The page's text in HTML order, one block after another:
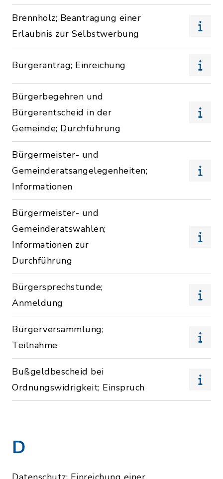
Brennholz; Beantragung einer
Erlaubnis zur Selbstwerbung
Bürgerantrag; Einreichung
Bürgerbegehren und
Bürgerentscheid in der
Gemeinde; Durchführung
Bürgermeister- und
Gemeinderatsangelegenheiten;
Informationen
Bürgermeister- und
Gemeinderatswahlen;
Informationen zur
Durchführung
Bürgersprechstunde;
Anmeldung
Bürgerversammlung;
Teilnahme
Bußgeldbescheid bei
Ordnungswidrigkeit; Einspruch
D